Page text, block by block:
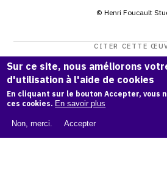
© Henri Foucault
CITER CETTE
Henri Foucault,Polaroid-
Catalogue raisonné Henri Foucault
f4
Sur ce site, nous améliorons
d'utilisation à l'aide de cookies
En cliquant sur le bouton Accepter, vous
ces cookies. En savoir plus
Non, merci. Accepter